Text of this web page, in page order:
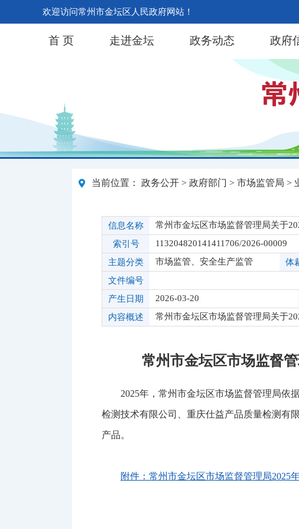
欢迎访问常州市金坛区人民政府网站！
首 页 走进金坛 政务动态 政府
当前位置： 政务公开 > 政府部门 > 市场监管局 >
信息名称
常州市金坛区市场监督管理局关于
索引号
113204820141411706/2026-00009
主题分类
市场监管、安全生产监管 体
文件编号
产生日期
2026-03-20
内容概述
常州市金坛区市场监督管理局关于
常州市金坛区市场监督
2025年，常州市金坛区市场监督管理局依
检测技术有限公司、重庆仕益产品质量检测有
产品。
附件：常州市金坛区市场监督管理局2025